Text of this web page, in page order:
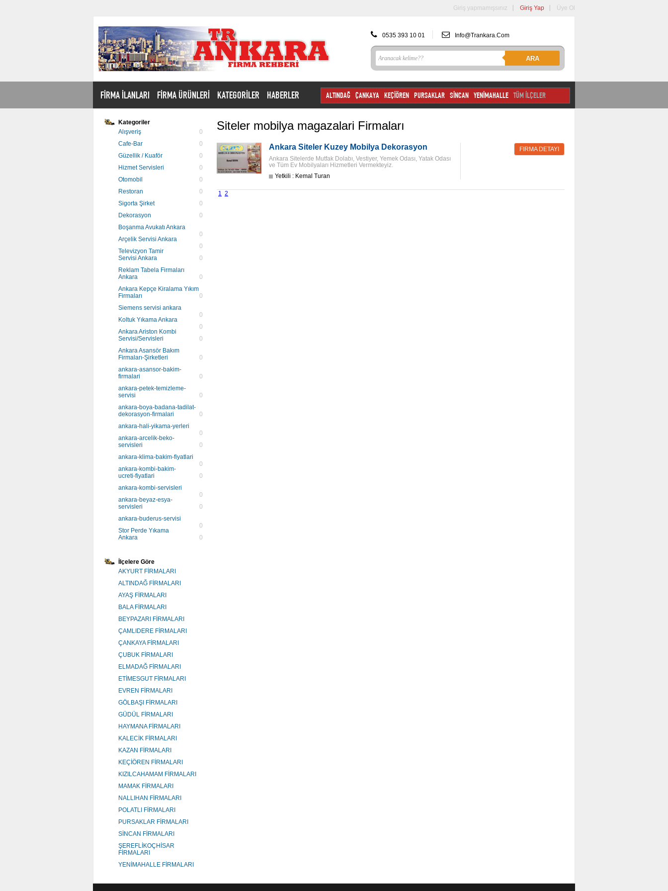
Üye Ol
Giriş Yap
Giriş yapmamışsınız
0535 393 10 01 Info@trankara.com
ARA
ALTINDAĞ ÇANKAYA KEÇİÖREN PURSAKLAR SİNCAN YENİMAHALLE TÜM İLÇELER
FİRMA İLANLARI FİRMA ÜRÜNLERİ KATEGORİLER HABERLER
Kategoriler
Alışveriş
0
Cafe-Bar
0
Güzellik / Kuaför
0
Hizmet Servisleri
0
Otomobil
0
Restoran
0
Sigorta Şirket
0
Dekorasyon
0
Boşanma Avukatı Ankara
0
Arçelik Servisi Ankara
0
Televizyon Tamir
Servisi Ankara
0
Reklam Tabela Firmaları
Ankara
0
Ankara Kepçe Kiralama Yıkım
Firmaları
0
Siemens servisi ankara
0
Koltuk Yıkama Ankara
0
Ankara Ariston Kombi
Servisi/Servisleri
0
Ankara Asansör Bakım
Firmaları-Şirketleri
0
ankara-asansor-bakim-
firmalari
0
ankara-petek-temizleme-
servisi
0
ankara-boya-badana-tadilat-
dekorasyon-firmalari
0
ankara-hali-yikama-yerleri
0
ankara-arcelik-beko-
servisleri
0
ankara-klima-bakim-fiyatlari
0
ankara-kombi-bakim-
ucreti-fiyatlari
0
ankara-kombi-servisleri
0
ankara-beyaz-esya-
servisleri
0
ankara-buderus-servisi
0
Stor Perde Yıkama
Ankara
0
İlçelere Göre
AKYURT FİRMALARI
ALTINDAĞ FİRMALARI
AYAŞ FİRMALARI
BALA FİRMALARI
BEYPAZARI FİRMALARI
ÇAMLIDERE FİRMALARI
ÇANKAYA FİRMALARI
ÇUBUK FİRMALARI
ELMADAĞ FİRMALARI
ETİMESGUT FİRMALARI
EVREN FİRMALARI
GÖLBAŞI FİRMALARI
GÜDÜL FİRMALARI
HAYMANA FİRMALARI
KALECİK FİRMALARI
KAZAN FİRMALARI
KEÇİÖREN FİRMALARI
KIZILCAHAMAM FİRMALARI
MAMAK FİRMALARI
NALLIHAN FİRMALARI
POLATLI FİRMALARI
PURSAKLAR FİRMALARI
SİNCAN FİRMALARI
ŞEREFLİKOÇHİSAR
FİRMALARI
YENİMAHALLE FİRMALARI
Siteler mobilya magazalari Firmaları
Ankara Siteler Kuzey Mobilya Dekorasyon
Ankara Sitelerde Mutfak Dolabı, Vestiyer, Yemek Odası, Yatak Odası
ve Tüm Ev Mobilyaları Hizmetleri Vermekteyiz.
Yetkili : Kemal Turan
FIRMA DETAYI
1 2